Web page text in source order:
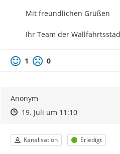
Mit freundlichen Grüßen
Ihr Team der
1 0
Anonym
Zeitpunkt des Erstellens
Zeitpunkt des Erstellens
19. Juli um 11:10Zur Äußerung
Kategorie
Kanalisation Status
Erledigt